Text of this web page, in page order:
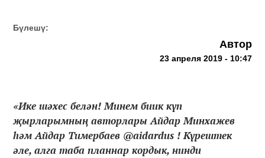
Бүлешү:
Автор
23 апреля 2019 - 10:47
«Ике шәхес белән! Минем биик күп
җырларымның авторлары Айдар Минхажев
һәм Айдар Тимербаев @aidardus ! Күрештек
әле, алга таба планнар кордык, нинди